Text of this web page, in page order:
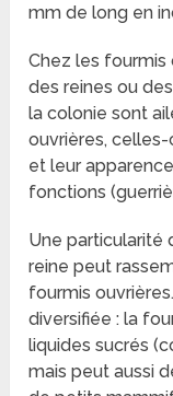
mm de long en
Chez les
des reines ou
la colonie sont
ouvrières,
et leur
fonctions
Une particularité
reine peut
fourmis
diversifiée : la
liquides sucrés
mais peut aussi